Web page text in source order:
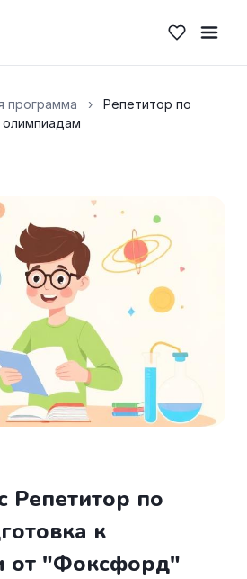
программа ›
Репетитор по
олимпиадам
Репетитор по
к
от "Фоксфорд"